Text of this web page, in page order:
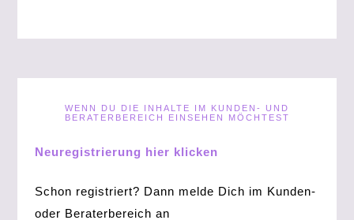
WENN DU DIE INHALTE IM KUNDEN- UND
BERATERBEREICH EINSEHEN MÖCHTEST
Neuregistrierung hier klicken
Schon registriert? Dann melde Dich im Kunden-
oder Beraterbereich an